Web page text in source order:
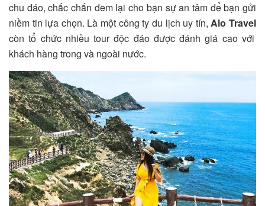
chu đáo, chắc chắn đem lại cho bạn sự an tâm để bạn gửi
niềm tin lựa chọn. Là một công ty du lịch uy tín,Alo Travel
còn tổ chức nhiều tour độc đáo được đánh giá cao với
khách hàng trong và ngoài nước.